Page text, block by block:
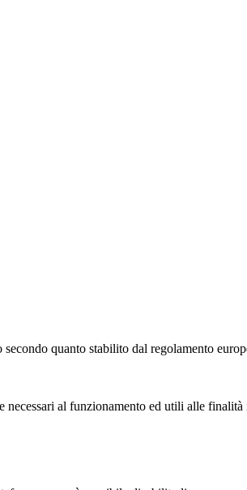
quanto stabilito dal regolamento
al funzionamento ed utili alle finalità